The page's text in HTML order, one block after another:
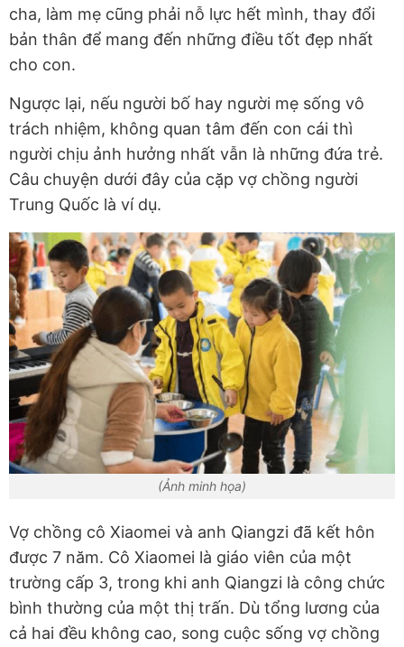
cha, làm mẹ cũng phải nỗ lực hết mình, thay đổi
bản thân để mang đến những điều tốt đẹp nhất
cho con.
Ngược lại, nếu người bố hay người mẹ sống vô
trách nhiệm, không quan tâm đến con cái thì
người chịu ảnh hưởng nhất vẫn là những đứa trẻ.
Câu chuyện dưới đây của cặp vợ chồng người
Trung Quốc là ví dụ.
(Ảnh minh họa)
Vợ chồng cô Xiaomei và anh Qiangzi đã kết hôn
được 7 năm. Cô Xiaomei là giáo viên của một
trường cấp 3, trong khi anh Qiangzi là công chức
bình thường của một thị trấn. Dù tổng lương của
cả hai đều không cao, song cuộc sống vợ chồng